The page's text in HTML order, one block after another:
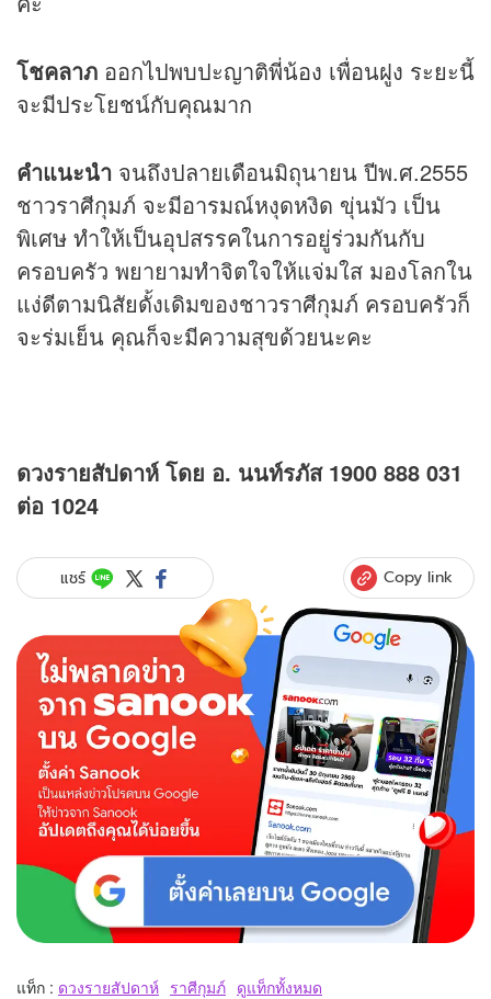
โชคลาภ ออกไปพบปะญาติพี่น้อง เพื่อนฝูง ระยะนี้
จะมีประโยชน์กับคุณมาก
คำแนะนำ จนถึงปลายเดือนมิถุนายน ปีพ.ศ.2555
ชาวราศีกุมภ์ จะมีอารมณ์หงุดหงิด ขุ่นมัว เป็น
พิเศษ ทำให้เป็นอุปสรรคในการอยู่ร่วมกันกับ
ครอบครัว พยายามทำจิตใจให้แจ่มใส มองโลกใน
แง่ดีตามนิสัยดั้งเดิมของชาวราศีกุมภ์ ครอบครัวก็
จะร่มเย็น คุณก็จะมีความสุขด้วยนะคะ
ดวงรายสัปดาห์ โดย อ. นนท์รภัส 1900 888 031
ต่อ 1024
แชร์ Copy link
แท็ก : ดวงรายสัปดาห์ ราศีกุมภ์ ดูแท็กทั้งหมด